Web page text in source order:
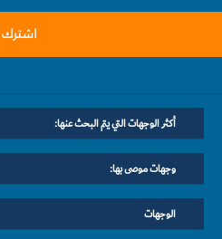
اشترك
أكثر الوجهات التي يتم البحث عنها:
وجهات موصى بها:
الوجهات